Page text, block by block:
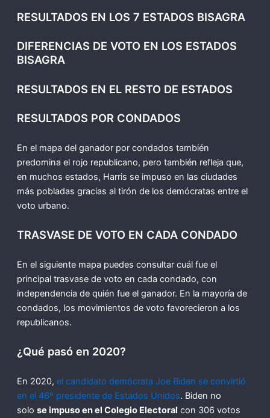
RESULTADOS EN LOS 7 ESTADOS BISAGRA
DIFERENCIAS DE VOTO EN LOS ESTADOS
BISAGRA
RESULTADOS EN EL RESTO DE ESTADOS
RESULTADOS POR CONDADOS
En el mapa del ganador por condados también
predomina el rojo republicano, pero también refleja que,
en muchos estados, Harris se impuso en las ciudades
más pobladas gracias al tirón de los demócratas entre el
voto urbano.
TRASVASE DE VOTO EN CADA CONDADO
En el siguiente mapa puedes consultar cuál fue el
principal trasvase de voto en cada condado, con
independencia de quién fue el ganador. En la mayoría de
condados, los movimientos de voto favorecieron a los
republicanos.
¿Qué pasó en 2020?
En 2020, el candidato demócrata Joe Biden se convirtió
en el 46º presidente de Estados Unidos. Biden no
solo se impuso en el Colegio Electoral con 306 votos